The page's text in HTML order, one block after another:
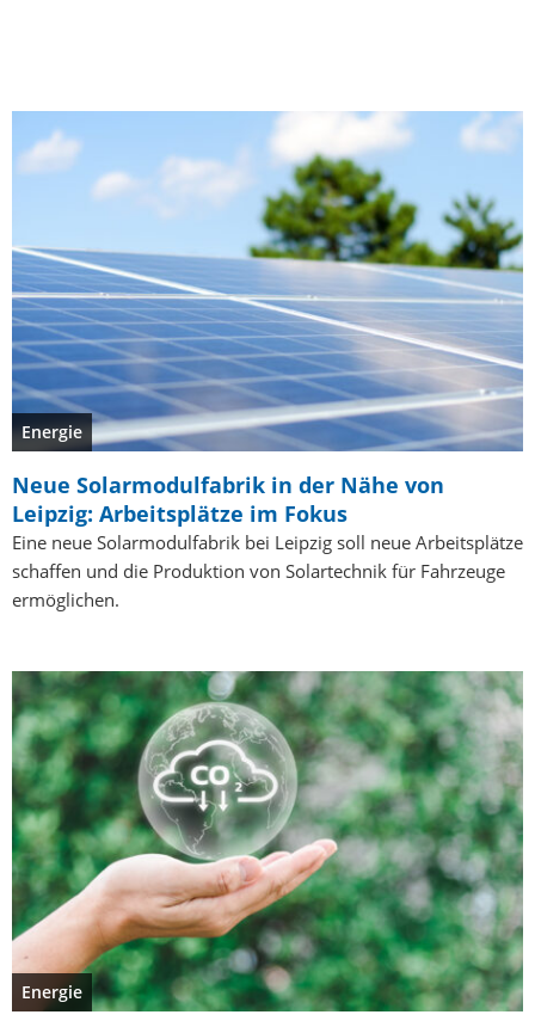
Energie
Neue Solarmodulfabrik in der Nähe von
Leipzig: Arbeitsplätze im Fokus
Eine neue Solarmodulfabrik bei Leipzig soll neue Arbeitsplätze
schaffen und die Produktion von Solartechnik für Fahrzeuge
ermöglichen.
Energie